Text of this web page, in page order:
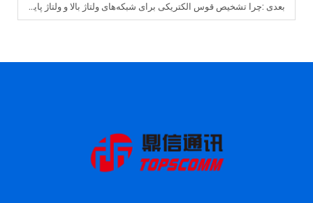
بعدی :چرا تشخیص قوس الکتریکی برای شبکه‌های ولتاژ بالا و ولتاژ پایین حیاتی است؟